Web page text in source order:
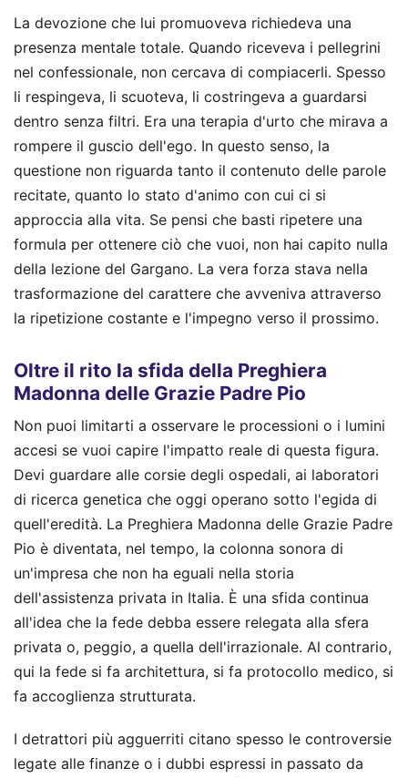
La devozione che lui promuoveva richiedeva una
presenza mentale totale. Quando riceveva i pellegrini
nel confessionale, non cercava di compiacerli. Spesso
li respingeva, li scuoteva, li costringeva a guardarsi
dentro senza filtri. Era una terapia d'urto che mirava a
rompere il guscio dell'ego. In questo senso, la
questione non riguarda tanto il contenuto delle parole
recitate, quanto lo stato d'animo con cui ci si
approccia alla vita. Se pensi che basti ripetere una
formula per ottenere ciò che vuoi, non hai capito nulla
della lezione del Gargano. La vera forza stava nella
trasformazione del carattere che avveniva attraverso
la ripetizione costante e l'impegno verso il prossimo.
Oltre il rito la sfida della Preghiera
Madonna delle Grazie Padre Pio
Non puoi limitarti a osservare le processioni o i lumini
accesi se vuoi capire l'impatto reale di questa figura.
Devi guardare alle corsie degli ospedali, ai laboratori
di ricerca genetica che oggi operano sotto l'egida di
quell'eredità. La Preghiera Madonna delle Grazie Padre
Pio è diventata, nel tempo, la colonna sonora di
un'impresa che non ha eguali nella storia
dell'assistenza privata in Italia. È una sfida continua
all'idea che la fede debba essere relegata alla sfera
privata o, peggio, a quella dell'irrazionale. Al contrario,
qui la fede si fa architettura, si fa protocollo medico, si
fa accoglienza strutturata.
I detrattori più agguerriti citano spesso le controversie
legate alle finanze o i dubbi espressi in passato da